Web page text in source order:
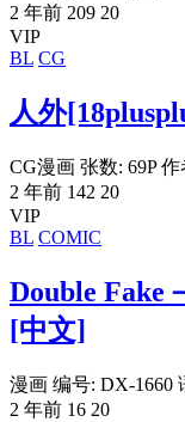
2 年前 209 20
VIP
BL CG
人外
CG漫画 张数: 69P
2 年前 142 20
VIP
BL COMIC
Double Fake
[中文]
漫画 编号: DX-1660
2 年前 16 20